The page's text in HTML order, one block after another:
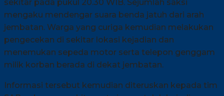
sekitar pada pukul 20.30 WIB. Sejumlah saksi
mengaku mendengar suara benda jatuh dari arah
jembatan. Warga yang curiga kemudian melakukan
pengecekan di sekitar lokasi kejadian dan
menemukan sepeda motor serta telepon genggam
milik korban berada di dekat jembatan.
Informasi tersebut kemudian diteruskan kepada tim